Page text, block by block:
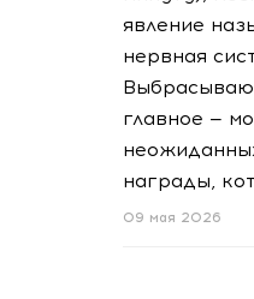
явление
нервная
главное —
награды,
09 мая 2026